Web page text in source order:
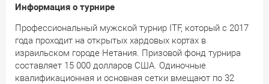
Информация о турнире
Профессиональный мужской турнир ITF, который с 2017
года проходит на открытых хардовых кортах в
израильском городе Нетания. Призовой фонд турнира
составляет 15 000 долларов США. Одиночные
квалификационная и основная сетки вмещают по 32